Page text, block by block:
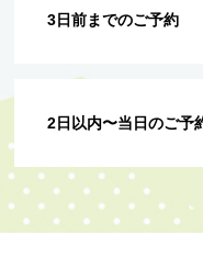
3日前までのご予約
2日以内〜当日のご予